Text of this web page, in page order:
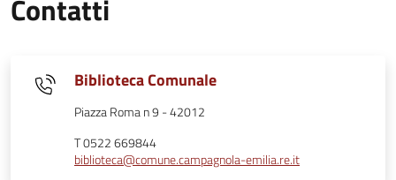
Contatti
Biblioteca Comunale
Piazza Roma n 9 - 42012
T 0522 669844
biblioteca@comune.campagnola-emilia.re.it